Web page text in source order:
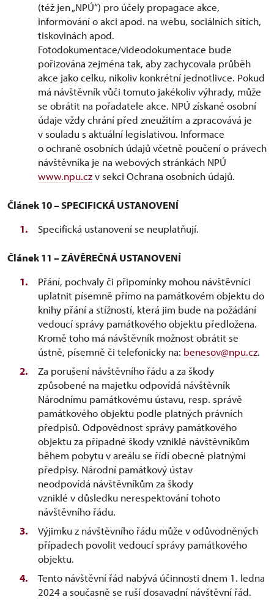
(též jen „NPÚ“) pro účely propagace akce,
informování o akci apod. na webu, sociálních sítích,
tiskovinách apod.
Fotodokumentace/videodokumentace bude
pořizována zejména tak, aby zachycovala průběh
akce jako celku, nikoliv konkrétní jednotlivce. Pokud
má návštěvník vůči tomuto jakékoliv výhrady, může
se obrátit na pořadatele akce. NPÚ získané osobní
údaje vždy chrání před zneužitím a zpracovává je
v souladu s aktuální legislativou. Informace
o ochraně osobních údajů včetně poučení o právech
návštěvníka je na webových stránkách NPÚ
www.npu.czv sekci Ochrana osobních údajů.
Článek 10 – SPECIFICKÁ USTANOVENÍ
Specifická ustanovení se neuplatňují.
Článek 11 – ZÁVĚREČNÁ USTANOVENÍ
Přání, pochvaly či připomínky mohou návštěvníci
uplatnit písemně přímo na památkovém objektu do
knihy přání a stížností, která jim bude na požádání
vedoucí správy památkového objektu předložena.
Kromě toho má návštěvník možnost obrátit se
ústně, písemně či telefonicky na: benesov@npu.cz.
Za porušení návštěvního řádu a za škody
způsobené na majetku odpovídá návštěvník
Národnímu památkovému ústavu, resp. správě
památkového objektu podle platných právních
předpisů. Odpovědnost správy památkového
objektu za případné škody vzniklé návštěvníkům
během pobytu v areálu se řídí obecně platnými
předpisy. Národní památkový ústav
neodpovídá návštěvníkům za škody
vzniklé v důsledku nerespektování tohoto
návštěvního řádu.
Výjimku z návštěvního řádu může v odůvodněných
případech povolit vedoucí správy památkového
objektu.
Tento návštěvní řád nabývá účinnosti dnem 1. ledna
2024 a současně se ruší dosavadní návštěvní řád.